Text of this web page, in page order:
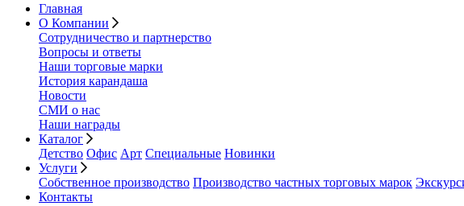
Главная
О Компании
Сотрудничество и партнерство
Вопросы и ответы
Наши торговые марки
История карандаша
Новости
СМИ о нас
Наши награды
Каталог
Детство Офис Арт Специальные Новинки
Услуги
Собственное производство Производство частных торговых марок
Контакты